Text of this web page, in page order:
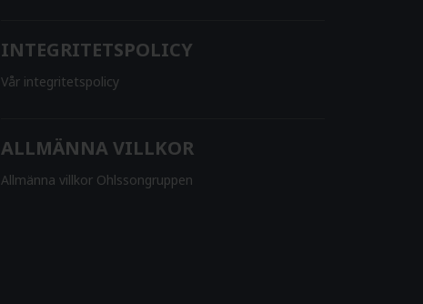
INTEGRITETSPOLICY
Vår integritetspolicy
ALLMÄNNA VILLKOR
Allmänna villkor Ohlssongruppen